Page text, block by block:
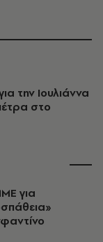
την Ιουλιάννα
στο
για